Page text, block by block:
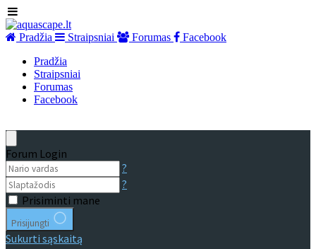
Pradžia Straipsniai Forumas
Facebook
Pradžia
Straipsniai
Forumas
Facebook
Forum Login
?
?
Prisiminti mane
Prisijungti
Sukurti sąskaitą